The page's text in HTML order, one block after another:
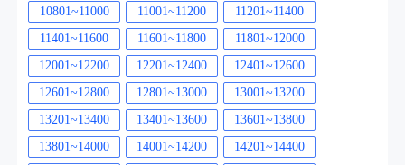
10801~11000
11001~11200
11201~11400
11401~11600
11601~11800
11801~12000
12001~12200
12201~12400
12401~12600
12601~12800
12801~13000
13001~13200
13201~13400
13401~13600
13601~13800
13801~14000
14001~14200 14201~14400